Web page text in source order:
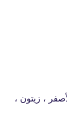
، زيتون ،